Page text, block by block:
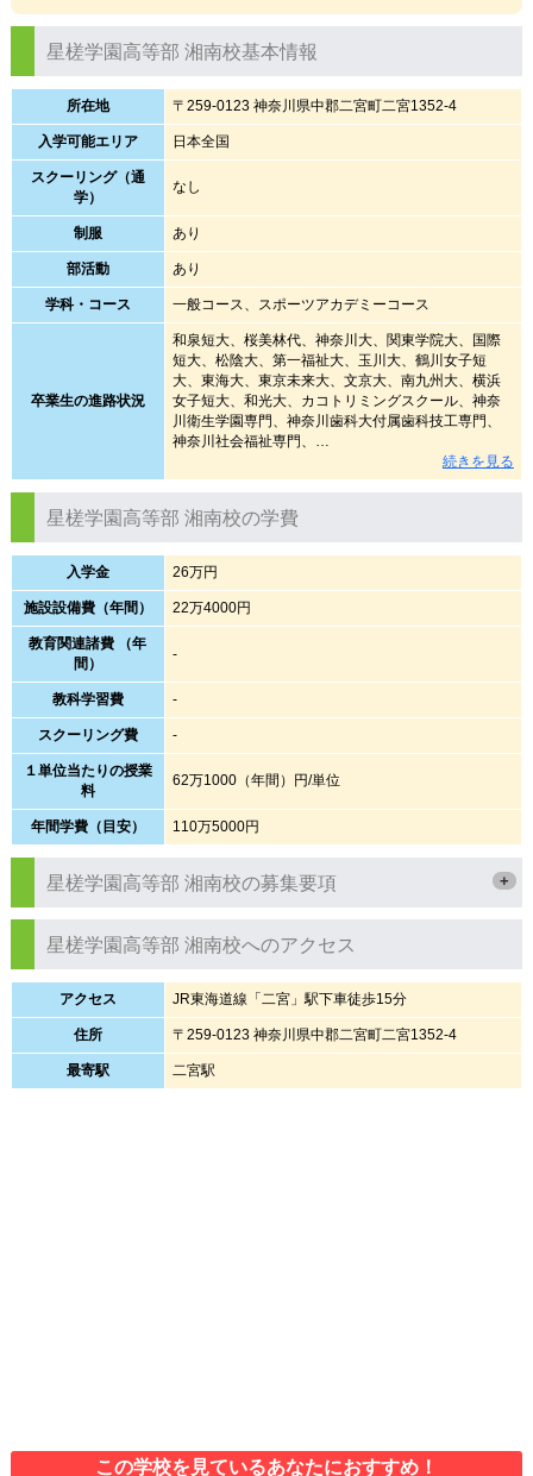
星槎学園高等部 湘南校基本情報
所在地 〒259-0123 神奈川県中郡二宮町二宮1352-4
入学可能エリア 日本全国
スクーリング（通
学）
なし
制服 あり
部活動 あり
学科・コース 一般コース、スポーツアカデミーコース
卒業生の進路状況
和泉短大、桜美林代、神奈川大、関東学院大、国際
短大、松陰大、第一福祉大、玉川大、鶴川女子短
大、東海大、東京未来大、文京大、南九州大、横浜
女子短大、和光大、カコトリミングスクール、神奈
川衛生学園専門、神奈川歯科大付属歯科技工専門、
神奈川社会福祉専門、…
続きを見る
星槎学園高等部 湘南校の学費
入学金 26万円
施設設備費（年間） 22万4000円
教育関連諸費 （年
間）
-
教科学習費 -
スクーリング費 -
１単位当たりの授業
料
62万1000（年間）円/単位
年間学費（目安） 110万5000円
星槎学園高等部 湘南校の募集要項 +
星槎学園高等部 湘南校へのアクセス
アクセス JR東海道線「二宮」駅下車徒歩15分
住所 〒259-0123 神奈川県中郡二宮町二宮1352-4
最寄駅 二宮駅
この学校を見ているあなたにおすすめ！